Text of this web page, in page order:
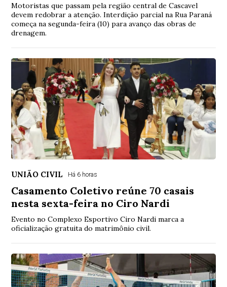
Motoristas que passam pela região central de Cascavel
devem redobrar a atenção. Interdição parcial na Rua Paraná
começa na segunda-feira (10) para avanço das obras de
drenagem.
UNIÃO CIVIL Há 6 horas
Casamento Coletivo reúne 70 casais
nesta sexta-feira no Ciro Nardi
Evento no Complexo Esportivo Ciro Nardi marca a
oficialização gratuita do matrimônio civil.